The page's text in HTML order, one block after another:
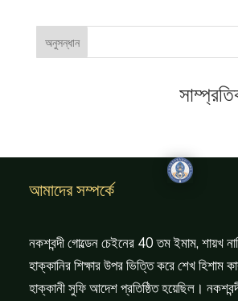
আমাদের সম্পর্কে
নকশবন্দী গোল্ডেন চেইনের 40 তম ইমাম, শায়খ
হাক্কানির শিক্ষার উপর ভিত্তি করে শেখ হিশাম
হাক্কানী সুফি আদেশ প্রতিষ্ঠিত হয়েছিল।